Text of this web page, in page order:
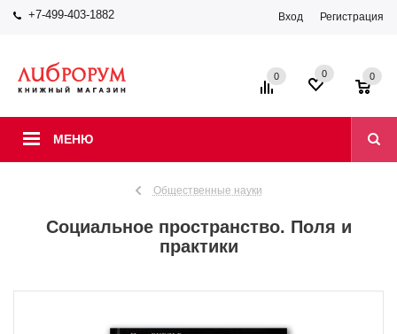
+7-499-403-1882 Вход Регистрация
МЕНЮ
0 0 0
Общественные науки
Социальное пространство. Поля и
практики